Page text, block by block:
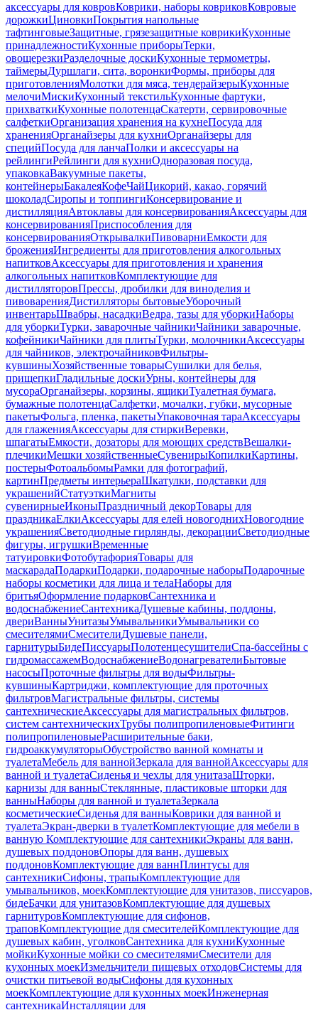
аксессуары для ковровКоврики, наборы ковриковКовровые
дорожкиЦиновкиПокрытия напольные
тафтинговыеЗащитные, грязезащитные коврикиКухонные
принадлежностиКухонные приборыТерки,
овощерезкиРазделочные доскиКухонные термометры,
таймерыДуршлаги, сита, воронкиФормы, приборы для
приготовленияМолотки для мяса, тендерайзерыКухонные
мелочиМискиКухонный текстильКухонные фартуки,
прихваткиКухонные полотенцаСкатерти, сервировочные
салфеткиОрганизация хранения на кухнеПосуда для
храненияОрганайзеры для кухниОрганайзеры для
специйПосуда для ланчаПолки и аксессуары на
рейлингиРейлинги для кухниОдноразовая посуда,
упаковкаВакуумные пакеты,
контейнерыБакалеяКофеЧайЦикорий, какао, горячий
шоколадСиропы и топпингиКонсервирование и
дистилляцияАвтоклавы для консервированияАксессуары для
консервированияПриспособления для
консервированияОткрывалкиПивоварниЕмкости для
броженияИнгредиенты для приготовления алкогольных
напитковАксессуары для приготовления и хранения
алкогольных напитковКомплектующие для
дистилляторовПрессы, дробилки для виноделия и
пивоваренияДистилляторы бытовыеУборочный
инвентарьШвабры, насадкиВедра, тазы для уборкиНаборы
для уборкиТурки, заварочные чайникиЧайники заварочные,
кофейникиЧайники для плитыТурки, молочникиАксессуары
для чайников, электрочайниковФильтры-
кувшиныХозяйственные товарыСушилки для белья,
прищепкиГладильные доскиУрны, контейнеры для
мусораОрганайзеры, корзины, ящикиТуалетная бумага,
бумажные полотенцаСалфетки, мочалки, губки, мусорные
пакетыФольга, пленка, пакетыУпаковочная тараАксессуары
для глаженияАксессуары для стиркиВеревки,
шпагатыЕмкости, дозаторы для моющих средствВешалки-
плечикиМешки хозяйственныеСувенирыКопилкиКартины,
постерыФотоальбомыРамки для фотографий,
картинПредметы интерьераШкатулки, подставки для
украшенийСтатуэткиМагниты
сувенирныеИконыПраздничный декорТовары для
праздникаЕлкиАксессуары для елей новогоднихНовогодние
украшенияСветодиодные гирлянды, декорацииСветодиодные
фигуры, игрушкиВременные
татуировкиФотобутафорияТовары для
маскарадаПодаркиПодарки, подарочные наборыПодарочные
наборы косметики для лица и телаНаборы для
бритьяОформление подарковСантехника и
водоснабжениеСантехникаДушевые кабины, поддоны,
двериВанныУнитазыУмывальникиУмывальники со
смесителямиСмесителиДушевые панели,
гарнитурыБидеПиссуарыПолотенцесушителиСпа-бассейны с
гидромассажемВодоснабжениеВодонагревателиБытовые
насосыПроточные фильтры для водыФильтры-
кувшиныКартриджи, комплектующие для проточных
фильтровМагистральные фильтры, системы
сантехническиеАксессуары для магистральных фильтров,
систем сантехническихТрубы полипропиленовыеФитинги
полипропиленовыеРасширительные баки,
гидроаккумуляторыОбустройство ванной комнаты и
туалетаМебель для ваннойЗеркала для ваннойАксессуары для
ванной и туалетаСиденья и чехлы для унитазаШторки,
карнизы для ванныСтеклянные, пластиковые шторки для
ванныНаборы для ванной и туалетаЗеркала
косметическиеСиденья для ванныКоврики для ванной и
туалетаЭкран-дверки в туалетКомплектующие для мебели в
ванную Комплектующие для сантехникиЭкраны для ванн,
душевых поддоновОпоры для ванн, душевых
поддоновКомплектующие для ваннПлинтусы для
сантехникиСифоны, трапыКомплектующие для
умывальников, моекКомплектующие для унитазов, писсуаров,
бидеБачки для унитазовКомплектующие для душевых
гарнитуровКомплектующие для сифонов,
траповКомплектующие для смесителейКомплектующие для
душевых кабин, уголковСантехника для кухниКухонные
мойкиКухонные мойки со смесителямиСмесители для
кухонных моекИзмельчители пищевых отходовСистемы для
очистки питьевой водыСифоны для кухонных
моекКомплектующие для кухонных моекИнженерная
сантехникаИнсталляции для